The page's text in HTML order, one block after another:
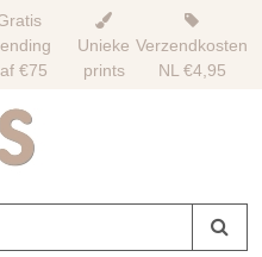
€75
Unieke
prints
Verzendkosten
NL €4,95